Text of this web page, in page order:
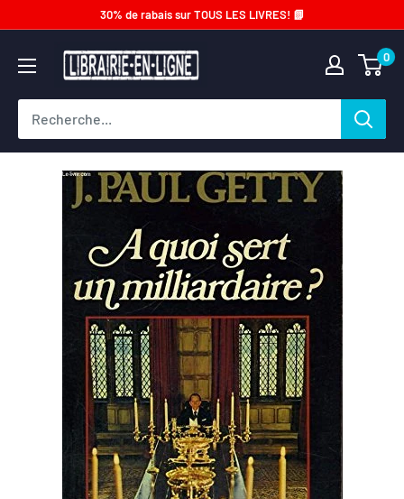
contenu
30% de rabais sur TOUS LES LIVRES! 📗
Librairie-
en-
ligne.com
0